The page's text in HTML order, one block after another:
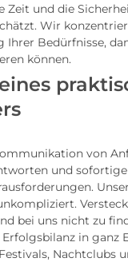
Zeit und die
Wir
Ihrer Bedürfnisse,
können.
von
und
bei uns nicht zu
in ganz
Nachtclubs